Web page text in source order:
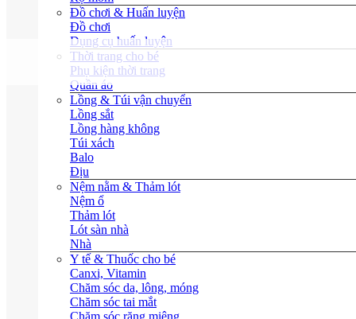
Đồ chơi & Huấn luyện
Đồ chơi
Dụng cụ huấn luyện
Thời trang cho bé
Phụ kiện thời trang
Quần áo
Lồng & Túi vận chuyển
Lồng sắt
Lồng hàng không
Túi xách
Balo
Địu
Nệm nằm & Thảm lót
Nệm ổ
Thảm lót
Lót sàn nhà
Nhà
Y tế & Thuốc cho bé
Canxi, Vitamin
Chăm sóc da, lông, móng
Chăm sóc tai mắt
Chăm sóc răng miệng